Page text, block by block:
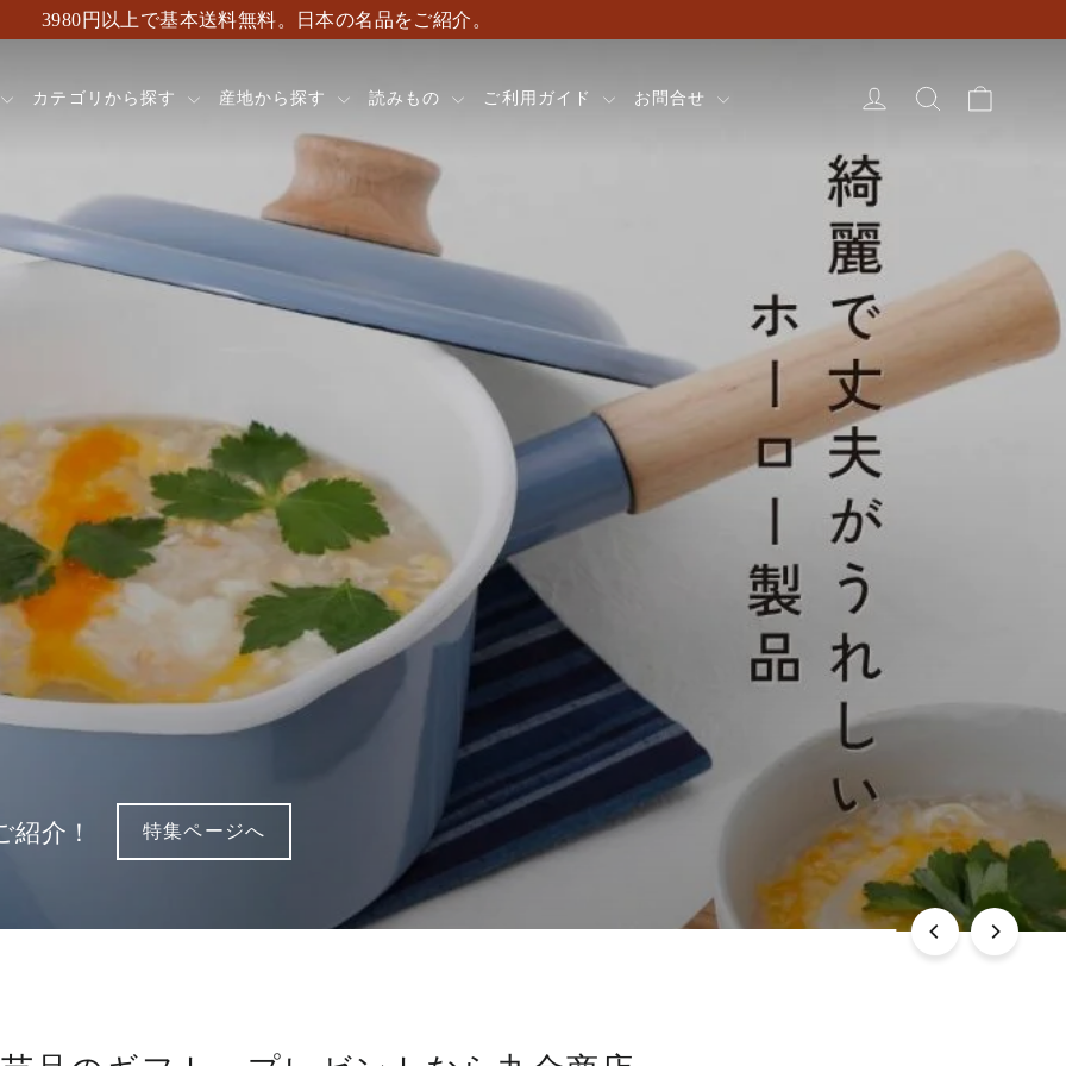
3980円以上で基本送料無料。日本の名品をご紹介。
カテゴリから探す 産地から探す 読みもの ご利用ガイド お問合せ ログイン検索
月コレクション】
器を見つけてみませんか。 詳細はこちら